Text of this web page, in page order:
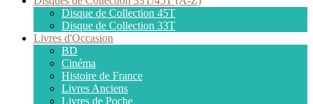
Disque de Collection 45T
Disque de Collection 33T
Livres d'Occasion
BD
Cinéma
Histoire de France
Livres Anciens
Livres de Poche